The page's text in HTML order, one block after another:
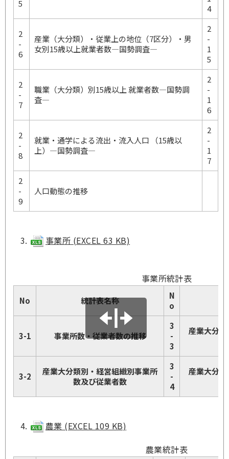
5
4
2
-
6
産業（大分類）・従業上の地位（7区分）・男
女別15歳以上就業者数―国勢調査―
2
-
1
5
2
-
7
職業（大分類）別15歳以上 就業者数―国勢調
査―
2
-
1
6
2
-
8
就業・通学による流出・流入人口 （15歳以
上）―国勢調査―
2
-
1
7
2
-
9
人口動態の推移
事業所 (EXCEL 63 KB)
事業所統計表
No 統計表名称
N
o
3-1 事業所数・従業者数の推移
3
-
3
産業大分
3-2
産業大分類別・経営組織別事業所
数及び従業者数
3
-
4
産業大分
農業 (EXCEL 109 KB)
農業統計表